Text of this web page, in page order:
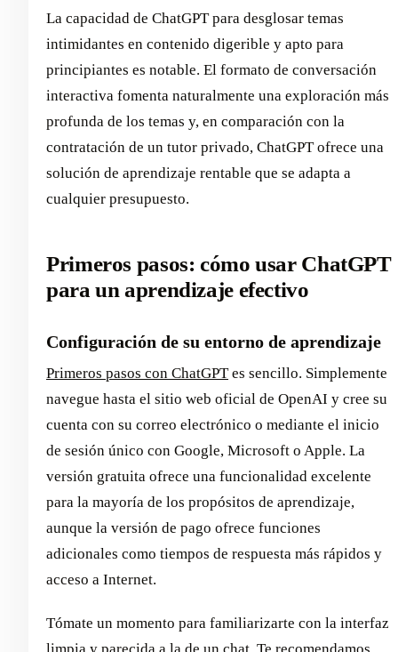
La capacidad de ChatGPT para desglosar temas
intimidantes en contenido digerible y apto para
principiantes es notable. El formato de conversación
interactiva fomenta naturalmente una exploración más
profunda de los temas y, en comparación con la
contratación de un tutor privado, ChatGPT ofrece una
solución de aprendizaje rentable que se adapta a
cualquier presupuesto.
Primeros pasos: cómo usar ChatGPT
para un aprendizaje efectivo
Configuración de su entorno de aprendizaje
Primeros pasos con ChatGPTes sencillo. Simplemente
navegue hasta el sitio web oficial de OpenAI y cree su
cuenta con su correo electrónico o mediante el inicio
de sesión único con Google, Microsoft o Apple. La
versión gratuita ofrece una funcionalidad excelente
para la mayoría de los propósitos de aprendizaje,
aunque la versión de pago ofrece funciones
adicionales como tiempos de respuesta más rápidos y
acceso a Internet.
Tómate un momento para familiarizarte con la interfaz